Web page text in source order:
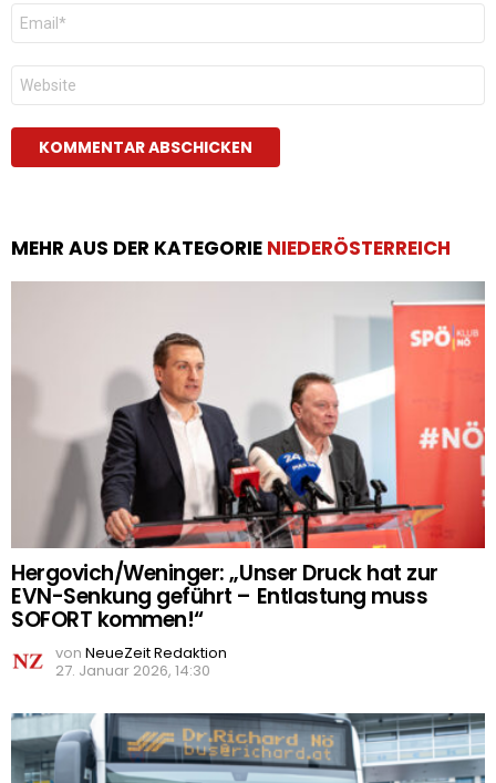
E-
Mail
*
Website
MEHR AUS DER KATEGORIE NIEDERÖSTERREICH
Hergovich/Weninger: „Unser Druck hat zur
EVN-Senkung geführt – Entlastung muss
SOFORT kommen!“
von NeueZeit Redaktion
27. Januar 2026, 14:30